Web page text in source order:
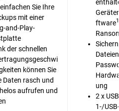
Sie Ihre
mit einer
and-Play-
der schnellen
können Sie
Daten rasch und
aufrufen und
ftware1
ung
2 x
1-/